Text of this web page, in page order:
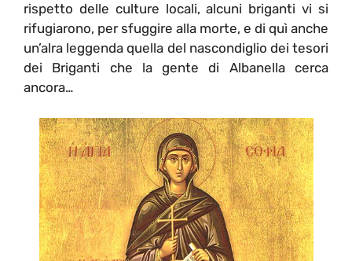
rispetto delle culture locali, alcuni briganti vi si
rifugiarono, per sfuggire alla morte, e di quì anche
un’alra leggenda quella del nascondiglio dei tesori
dei Briganti che la gente di Albanella cerca
ancora…